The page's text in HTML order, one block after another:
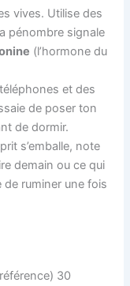
vives. Utilise des
pénombre signale
(l’hormone du
et des
de poser ton
de dormir.
s’emballe, note
demain ou ce qui
de ruminer une fois
30